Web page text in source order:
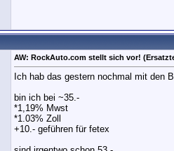
AW: RockAuto.com stellt sich vor!
Ich hab das gestern nochmal mit den
bin ich bei ~35.-
*1,19% Mwst
*1.03% Zoll
+10.- geführen für fetex